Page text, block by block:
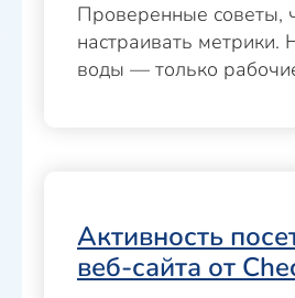
Проверенные советы,
настраивать метрики.
воды — только
Активность
веб-сайта от